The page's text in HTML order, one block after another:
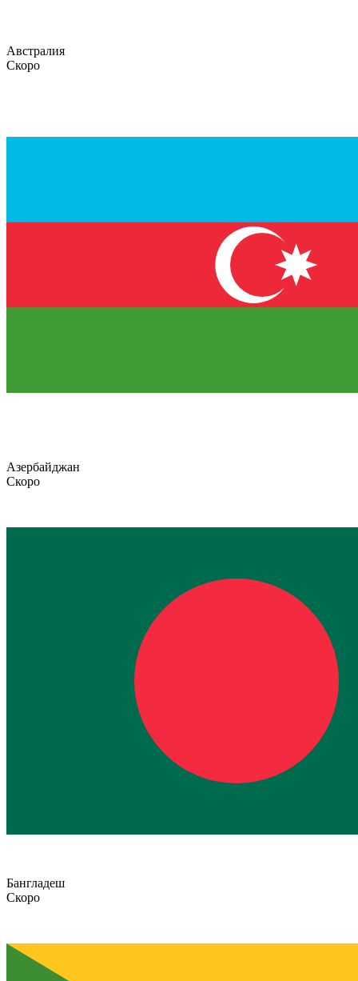
Австралия
Скоро
Азербайджан
Скоро
Бангладеш
Скоро